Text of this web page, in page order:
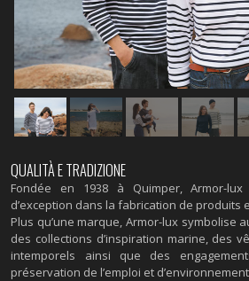
QUALITÀ E TRADIZIONE
Fondée en 1938 à Quimper, Armor-
d’exception dans la fabrication de produits
Plus qu’une marque, Armor-lux symbolise
des collections d’inspiration marine, des
intemporels ainsi que des
préservation de l’emploi et